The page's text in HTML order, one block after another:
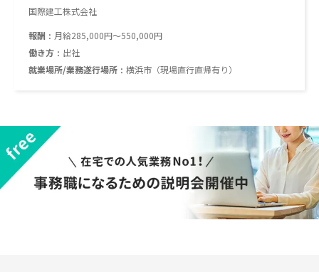
国際建工株式会社
報酬
月給285,000円～550,000円
働き方
出社
就業場所/業務遂行場所
横浜市（現場直行直帰有り）